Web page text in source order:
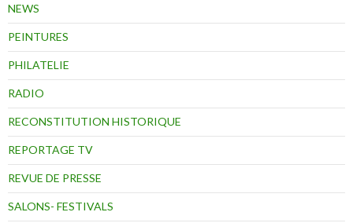
NEWS
PEINTURES
PHILATELIE
RADIO
RECONSTITUTION HISTORIQUE
REPORTAGE TV
REVUE DE PRESSE
SALONS- FESTIVALS